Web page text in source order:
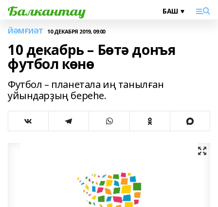
ЙӘМҒИӘТ 10 ДЕКАБРЯ 2019, 09:00
10 декабрь – Бөтә донъя
футбол көнө
Футбол – планетала иң танылған
уйындарҙың береһе.